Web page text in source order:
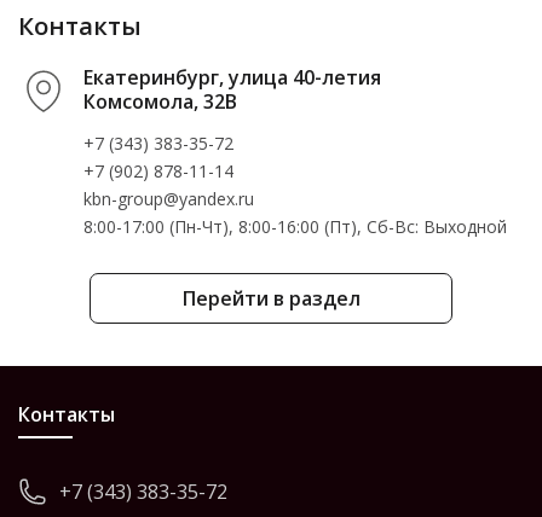
Перейти в раздел
Контакты
Екатеринбург, улица 40-летия
Комсомола, 32В
+7 (343) 383-35-72
+7 (902) 878-11-14
kbn-group@yandex.ru
8:00-17:00 (Пн-Чт), 8:00-16:00 (Пт), Cб-Вс: Выходной
Контакты
+7 (343) 383-35-72